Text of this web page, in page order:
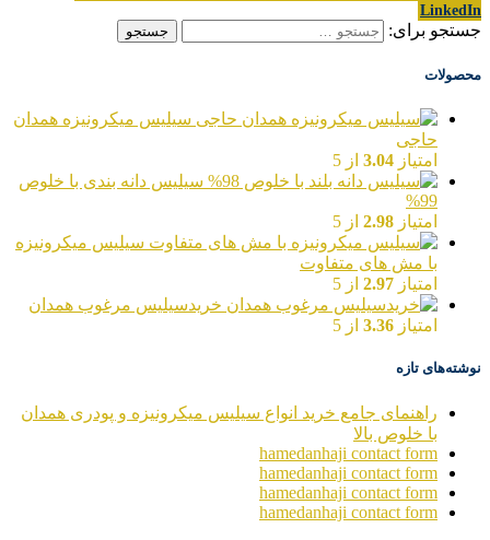
LinkedIn
جستجو برای:
محصولات
سیلیس میکرونیزه همدان
حاجی
امتیاز 3.04 از 5
سیلیس دانه بندی با خلوص
99%
امتیاز 2.98 از 5
سیلیس میکرونیزه
با مش های متفاوت
امتیاز 2.97 از 5
خریدسیلیس مرغوب همدان
امتیاز 3.36 از 5
نوشته‌های تازه
راهنمای جامع خرید انواع سیلیس میکرونیزه و پودری همدان
با خلوص بالا
hamedanhaji contact form
hamedanhaji contact form
hamedanhaji contact form
hamedanhaji contact form